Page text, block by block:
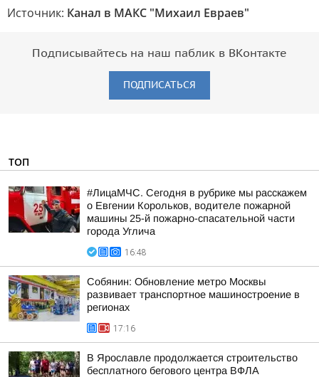
Источник: Канал в МАКС "Михаил Евраев"
Подписывайтесь на наш паблик в ВКонтакте
ПОДПИСАТЬСЯ
ТОП
#ЛицаМЧС. Сегодня в рубрике мы расскажем
о Евгении Корольков, водителе пожарной
машины 25-й пожарно-спасательной части
города Углича
16:48
Собянин: Обновление метро Москвы
развивает транспортное машиностроение в
регионах
17:16
В Ярославле продолжается строительство
бесплатного бегового центра ВФЛА